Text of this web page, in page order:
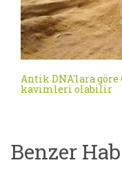
Antik DNA'lara göre
kavimleri olabilir
Benzer